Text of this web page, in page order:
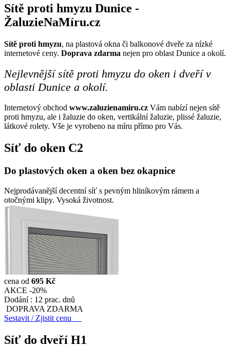
Sítě proti hmyzu Dunice -
ŽaluzieNaMíru.cz
Sítě proti hmyzu, na plastová okna či balkonové dveře za nízké
internetové ceny. Doprava zdarma nejen pro oblast Dunice a okolí.
Nejlevnější sítě proti hmyzu do oken i dveří v
oblasti Dunice a okolí.
Internetový obchod www.zaluzienamiru.cz Vám nabízí nejen sítě
proti hmyzu, ale i žaluzie do oken, vertikální žaluzie, plissé žaluzie,
látkové rolety. Vše je vyrobeno na míru přímo pro Vás.
Síť do oken C2
Do plastových oken a oken bez okapnice
Nejprodávanější decentní síť s pevným hliníkovým rámem a
otočnými klipy. Vysoká životnost.
cena od 695 Kč
AKCE -20%
Dodání : 12 prac. dnů
DOPRAVA ZDARMA
Sestavit / Zjistit cenu
Síť do dveří H1